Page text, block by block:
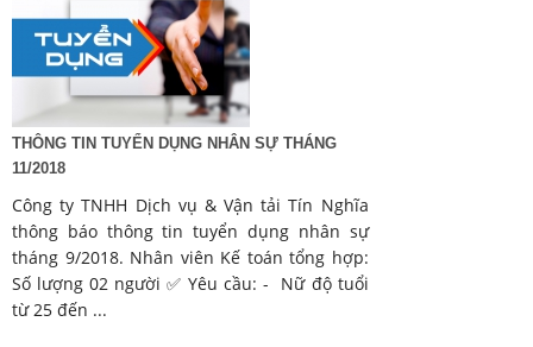
THÔNG TIN TUYỂN DỤNG NHÂN SỰ THÁNG
11/2018
Công ty TNHH Dịch vụ & Vận tải Tín Nghĩa
thông báo thông tin tuyển dụng nhân sự
tháng 9/2018. Nhân viên Kế toán tổng hợp:
Số lượng 02 người ✅ Yêu cầu: - Nữ độ tuổi
từ 25 đến ...